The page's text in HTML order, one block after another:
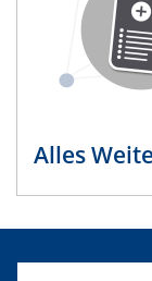
Alles